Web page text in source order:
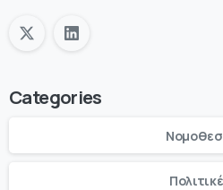
Categories